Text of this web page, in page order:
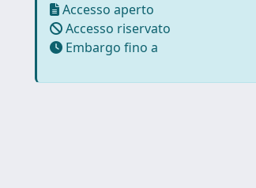
Accesso aperto
Accesso riservato
Embargo fino a